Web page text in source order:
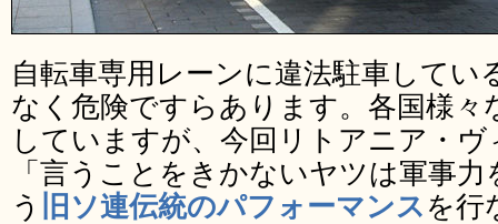
自転車専用レーンに違法駐車してい
なく危険ですらあります。各国様々
していますが、今回リトアニア・
「言うことをきかないヤツは軍事
う
旧ソ連伝統のパフォーマンス を行